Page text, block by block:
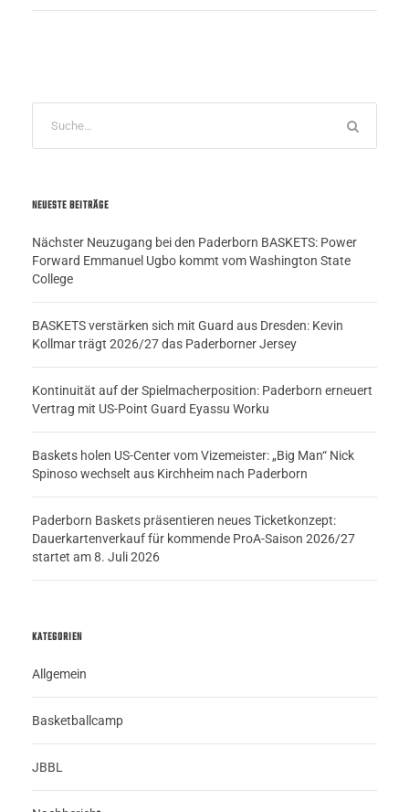
NEUESTE BEITRÄGE
Nächster Neuzugang bei den Paderborn BASKETS: Power
Forward Emmanuel Ugbo kommt vom Washington State
College
BASKETS verstärken sich mit Guard aus Dresden: Kevin
Kollmar trägt 2026/27 das Paderborner Jersey
Kontinuität auf der Spielmacherposition: Paderborn erneuert
Vertrag mit US-Point Guard Eyassu Worku
Baskets holen US-Center vom Vizemeister: „Big Man“ Nick
Spinoso wechselt aus Kirchheim nach Paderborn
Paderborn Baskets präsentieren neues Ticketkonzept:
Dauerkartenverkauf für kommende ProA-Saison 2026/27
startet am 8. Juli 2026
KATEGORIEN
Allgemein
Basketballcamp
JBBL